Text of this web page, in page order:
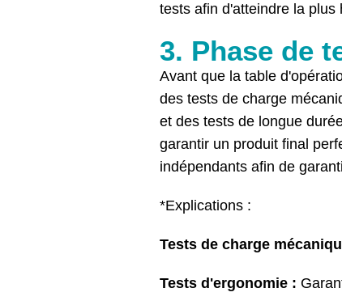
tests afin d'atteindre la plus
3. Phase de
Avant que la table
des tests de charge
et des tests de longue
garantir un produit final
indépendants afin de
*Explications :
Tests de charge
Tests d'ergonomie :